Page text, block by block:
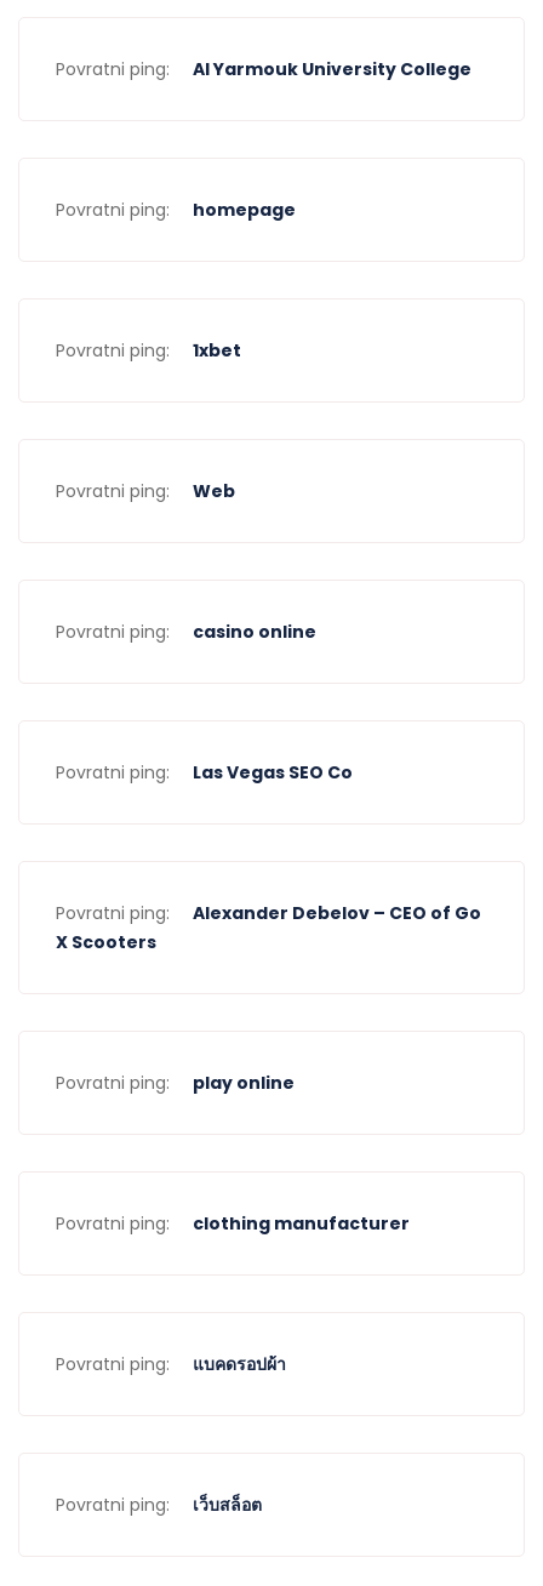
Povratni ping: Al Yarmouk University College
Povratni ping: homepage
Povratni ping: 1xbet
Povratni ping: Web
Povratni ping: casino online
Povratni ping: Las Vegas SEO Co
Povratni ping:
Alexander Debelov – CEO of Go
X Scooters
Povratni ping: play online
Povratni ping: clothing manufacturer
Povratni ping: แบคดรอปผ้า
Povratni ping: เว็บสล็อต